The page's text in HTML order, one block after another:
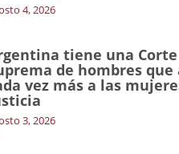
4, 2026
tiene una Corte
de hombres que
vez más a las
3, 2026